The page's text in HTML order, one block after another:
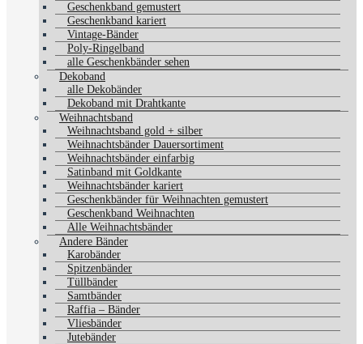
Geschenkband gemustert
Geschenkband kariert
Vintage-Bänder
Poly-Ringelband
alle Geschenkbänder sehen
Dekoband
alle Dekobänder
Dekoband mit Drahtkante
Weihnachtsband
Weihnachtsband gold + silber
Weihnachtsbänder Dauersortiment
Weihnachtsbänder einfarbig
Satinband mit Goldkante
Weihnachtsbänder kariert
Geschenkbänder für Weihnachten gemustert
Geschenkband Weihnachten
Alle Weihnachtsbänder
Andere Bänder
Karobänder
Spitzenbänder
Tüllbänder
Samtbänder
Raffia – Bänder
Vliesbänder
Jutebänder